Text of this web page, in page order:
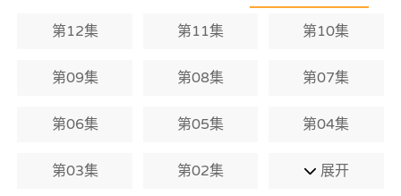
第12集 第11集 第10集
第09集 第08集 第07集
第06集 第05集 第04集
第03集 第02集 展开